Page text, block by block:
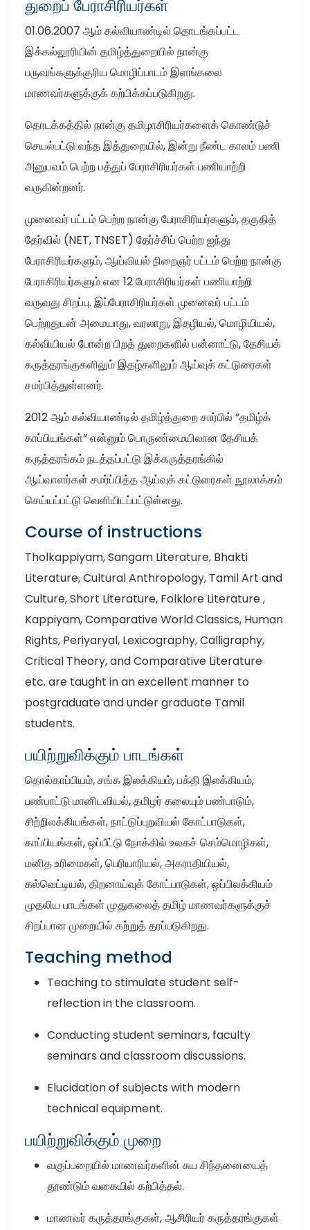
துறைப் பேராசிரியர்கள்
01.06.2007 ஆம் கல்வியாண்டில் தொடங்கப்பட்ட
இக்கல்லூரியின் தமிழ்த்துறையில் நான்கு
பருவங்களுக்குரிய மொழிப்பாடம் இளங்கலை
மாணவர்களுக்குக் கற்பிக்கப்படுகிறது.
தொடக்கத்தில் நான்கு தமிழாசிரியர்களைக் கொண்டுச்
செயல்பட்டு வந்த இத்துறையில், இன்று நீண்ட காலம் பணி
அனுபவம் பெற்ற பத்துப் பேராசிரியர்கள் பணியாற்றி
வருகின்றனர்.
முனைவர் பட்டம் பெற்ற நான்கு பேராசிரியர்களும், தகுதித்
தேர்வில் (NET, TNSET) தேர்ச்சிப் பெற்ற ஐந்து
பேராசிரியர்களும், ஆய்வியல் நிறைஞர் பட்டம் பெற்ற நான்கு
பேராசிரியர்களும் என 12 பேராசிரியர்கள் பணியாற்றி
வருவது சிறப்பு. இப்பேராசிரியர்கள் முனைவர் பட்டம்
பெற்றதுடன் அமையாது, வரலாறு, இதழியல், மொழியியல்,
கல்வியியல் போன்ற பிறத் துறைகளில் பன்னாட்டு, தேசியக்
கருத்தரங்குகளிலும் இதழ்களிலும் ஆய்வுக் கட்டுரைகள்
சமர்பித்துள்ளனர்.
2012 ஆம் கல்வியாண்டில் தமிழ்த்துறை சார்பில் “தமிழ்க்
காப்பியங்கள்” என்னும் பொருண்மையிலான தேசியக்
கருத்தரங்கம் நடத்தப்பட்டு இக்கருத்தரங்கில்
ஆய்வாளர்கள் சமர்ப்பித்த ஆய்வுக் கட்டுரைகள் நூலாக்கம்
செய்யப்பட்டு வெளியிடப்பட்டுள்ளது.
Course of instructions
Tholkappiyam, Sangam Literature, Bhakti
Literature, Cultural Anthropology, Tamil Art and
Culture, Short Literature, Folklore Literature ,
Kappiyam, Comparative World Classics, Human
Rights, Periyaryal, Lexicography, Calligraphy,
Critical Theory, and Comparative Literature
etc. are taught in an excellent manner to
postgraduate and under graduate Tamil
students.
பயிற்றுவிக்கும் பாடங்கள்
தொல்காப்பியம், சங்க இலக்கியம், பக்தி இலக்கியம்,
பண்பாட்டு மானிடவியல், தமிழர் கலையும் பண்பாடும்,
சிற்றிலக்கியங்கள், நாட்டுப்புறவியல் கோட்பாடுகள்,
காப்பியங்கள், ஒப்பீட்டு நோக்கில் உலகச் செம்மொழிகள்,
மனித உரிமைகள், பெரியாரியல், அகராதியியல்,
கல்வெட்டியல், திறனாய்வுக் கோட்பாடுகள், ஒப்பிலக்கியம்
முதலிய பாடங்கள் முதுகலைத் தமிழ் மாணவர்களுக்குச்
சிறப்பான முறையில் கற்றுத் தரப்படுகிறது.
Teaching method
Teaching to stimulate student self-
reflection in the classroom.
Conducting student seminars, faculty
seminars and classroom discussions.
Elucidation of subjects with modern
technical equipment.
பயிற்றுவிக்கும் முறை
வகுப்பறையில் மாணவர்களின் சுய சிந்தனையைத்
தூண்டும் வகையில் கற்பித்தல்.
மாணவர் கருத்தரங்குகள், ஆசிரியர் கருத்தரங்குகள்